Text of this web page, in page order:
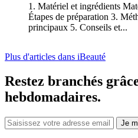
1. Matériel et ingrédients
Étapes de préparation 3.
principaux 5. Conseils et...
Plus d'articles dans iBeauté
Restez branchés
hebdomadaires.
Je